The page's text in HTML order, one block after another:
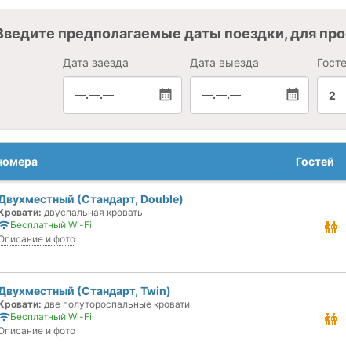
предполагаемые даты поездки, для
Дата заезда
—.—.—
Дата выезда
—.—.— 2
Гостей
(Стандарт, Double)
двуспальная кровать
Бесплатный Wi-Fi
и фото
(Стандарт, Twin)
две полутороспальные кровати
Бесплатный Wi-Fi
и фото